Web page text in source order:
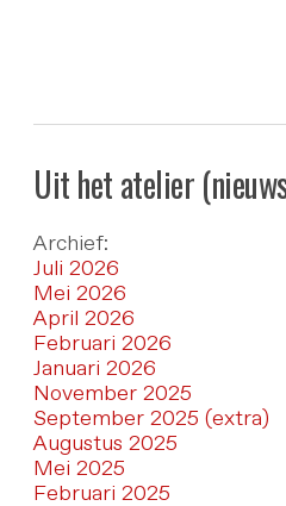
Uit het atelier
Archief:
Juli 2026
Mei 2026
April 2026
Februari 2026
Januari 2026
November 2025
September 2025 (extra)
Augustus 2025
Mei 2025
Februari 2025